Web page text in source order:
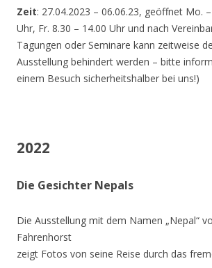
Zeit: 27.04.2023 – 06.06.23, geöffnet Mo.
Uhr, Fr. 8.30 – 14.00 Uhr und nach
Tagungen oder Seminare kann zeitweise
Ausstellung behindert werden – bitte
einem Besuch sicherheitshalber bei uns!)
2022
Die Gesichter Nepals
Die Ausstellung mit dem Namen „Nepal“
Fahrenhorst
zeigt Fotos von seine Reise durch das